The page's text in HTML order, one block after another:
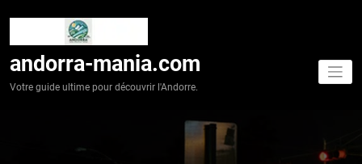
andorra-mania.com
Votre guide ultime pour découvrir l'Andorre.